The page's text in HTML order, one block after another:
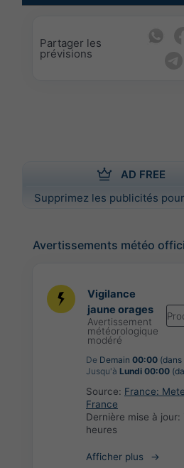
Partager les
prévisions
AD FREE
Supprimez les publicités
Avertissements météo
Vigilance
jaune orages
Avertissement
météorologique
modéré
De Demain 00:00
Jusqu'à Lundi 00:00
Source: France:
France
Dernière mise à jour:
heures
Afficher plus